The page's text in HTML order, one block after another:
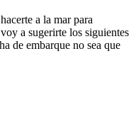
a la mar para
a sugerirte los siguientes
de embarque no sea que